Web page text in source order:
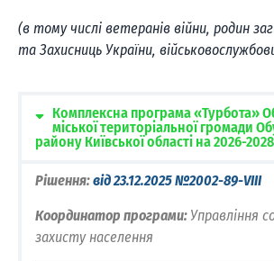
(в тому числі ветеранів війни, родин
та Захисниць України,
Комплексна програма «Турбота»
міської територіальної громади
району Київської області на 2026-
Рішення:від 23.12.2025 №2002-89-VIII
Координатор програми: Управління
захисту населення